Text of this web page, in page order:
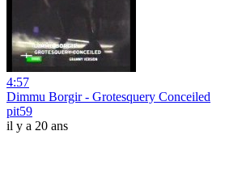
4:57
Dimmu Borgir - Grotesquery Conceiled
pit59
il y a 20 ans